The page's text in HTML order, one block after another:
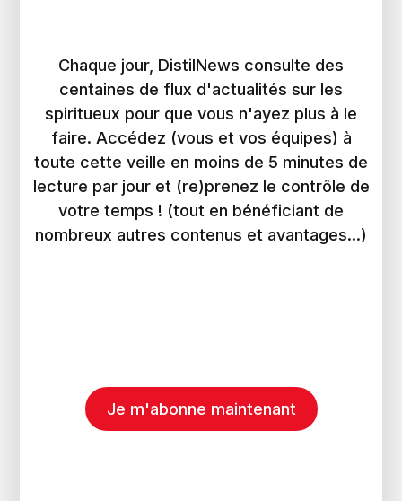
Chaque jour, DistilNews consulte des
centaines de flux d'actualités sur les
spiritueux pour que vous n'ayez plus à le
faire. Accédez (vous et vos équipes) à
toute cette veille en moins de 5 minutes de
lecture par jour et (re)prenez le contrôle de
votre temps ! (tout en bénéficiant de
nombreux autres contenus et avantages...)
Je m'abonne maintenant